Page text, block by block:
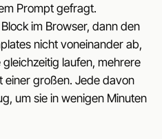
Prompt gefragt.
im Browser, dann den
nicht voneinander ab,
laufen, mehrere
einer großen. Jede davon
um sie in wenigen Minuten